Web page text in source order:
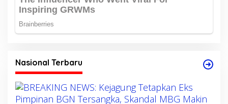
Nasional Terbaru